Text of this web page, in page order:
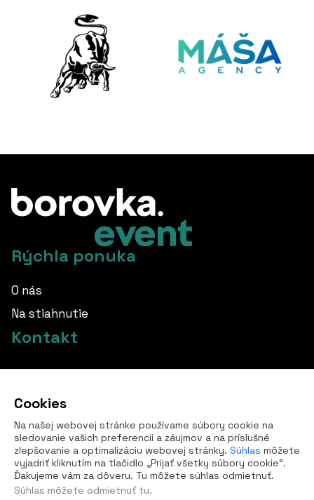
Rýchla ponuka
O nás
Na stiahnutie
Kontakt
+420 724 760 650
Všetky kontakty
Cookies
Na našej webovej stránke používame súbory cookie na
sledovanie vašich preferencií a záujmov a na príslušné
zlepšovanie a optimalizáciu webovej stránky. Súhlas môžete
vyjadriť kliknutím na tlačidlo „Prijať všetky súbory cookie“.
Ďakujeme vám za dôveru. Tu môžete súhlas odmietnuť.
Súhlas môžete odmietnuť tu.